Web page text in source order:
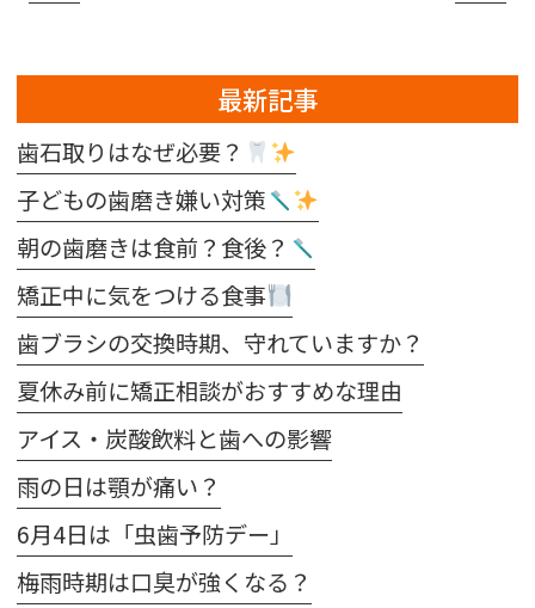
最新記事
歯石取りはなぜ必要？
子どもの歯磨き嫌い対策
朝の歯磨きは食前？食後？
矯正中に気をつける食事
歯ブラシの交換時期、守れていますか？
夏休み前に矯正相談がおすすめな理由
アイス・炭酸飲料と歯への影響
雨の日は顎が痛い？
6月4日は「虫歯予防デー」
梅雨時期は口臭が強くなる？